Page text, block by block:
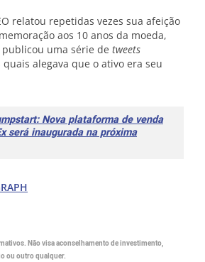
relatou repetidas vezes sua afeição
aos 10 anos da moeda,
uma série de tweets
alegava que o ativo era seu
Nova plataforma de venda
será inaugurada na próxima
Não visa aconselhamento de investimento,
ou outro qualquer.